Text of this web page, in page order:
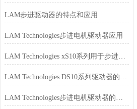
LAM步进驱动器的特点和应用
LAM Technologies步进电机驱动器应用
LAM Technologies xS10系列用于步进电机的微步驱动器
LAM Technologies DS10系列驱动器的不同
LAM Technologies步进电机驱动器的特点